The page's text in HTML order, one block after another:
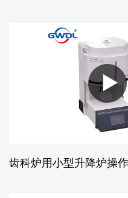
齿科炉用小型升降炉操